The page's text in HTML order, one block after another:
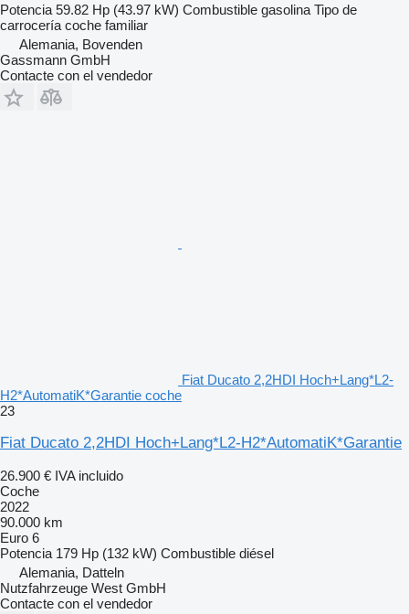
Potencia 59.82 Hp (43.97 kW) Combustible gasolina Tipo de
carrocería coche familiar
Alemania, Bovenden
Gassmann GmbH
Contacte con el vendedor
Fiat Ducato 2,2HDI Hoch+Lang*L2-
H2*AutomatiK*Garantie coche
23
Fiat Ducato 2,2HDI Hoch+Lang*L2-H2*AutomatiK*Garantie
26.900 € IVA incluido
Coche
2022
90.000 km
Euro 6
Potencia 179 Hp (132 kW) Combustible diésel
Alemania, Datteln
Nutzfahrzeuge West GmbH
Contacte con el vendedor